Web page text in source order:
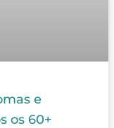
e
os 60+